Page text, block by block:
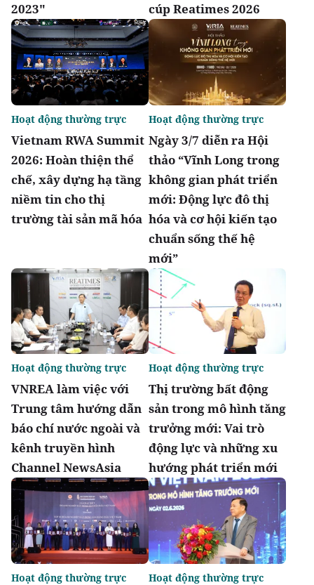
2023"
cúp Reatimes 2026
Vietnam RWA Summit
2026: Hoàn thiện thể
chế, xây dựng hạ tầng
niềm tin cho thị
trường tài sản mã hóa
Hoạt động thường trực
Ngày 3/7 diễn ra Hội
thảo “Vĩnh Long trong
không gian phát triển
mới: Động lực đô thị
hóa và cơ hội kiến tạo
chuẩn sống thế hệ
mới”
Hoạt động thường trực
VNREA làm việc với
Trung tâm hướng dẫn
báo chí nước ngoài và
kênh truyền hình
Channel NewsAsia
Hoạt động thường trực
Thị trường bất động
sản trong mô hình tăng
trưởng mới: Vai trò
động lực và những xu
hướng phát triển mới
Hoạt động thường trực
Hoạt động thường trực Hoạt động thường trực